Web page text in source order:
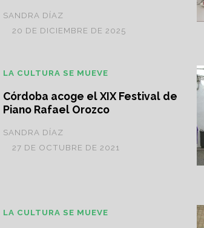
SANDRA DÍAZ
20 DE DICIEMBRE DE 2025
Córdoba acoge el XIX Festival de
Piano Rafael Orozco
SANDRA DÍAZ
LA CULTURA SE MUEVE
27 DE OCTUBRE DE 2021
LA CULTURA SE MUEVE